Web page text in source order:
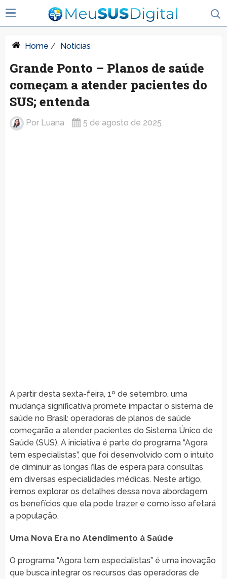
Home / Notícias
Grande Ponto – Planos de saúde
começam a atender pacientes do
SUS; entenda
Por Luana 5 de agosto de 2025
A partir desta sexta-feira, 1º de setembro, uma
mudança significativa promete impactar o sistema de
saúde no Brasil: operadoras de planos de saúde
começarão a atender pacientes do Sistema Único de
Saúde (SUS). A iniciativa é parte do programa “Agora
tem especialistas”, que foi desenvolvido com o intuito
de diminuir as longas filas de espera para consultas
em diversas especialidades médicas. Neste artigo,
iremos explorar os detalhes dessa nova abordagem,
os benefícios que ela pode trazer e como isso afetará
a população.
Uma Nova Era no Atendimento à Saúde
O programa “Agora tem especialistas” é uma inovação
que busca integrar os recursos das operadoras de